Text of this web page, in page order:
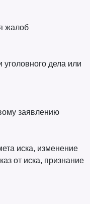
жалоб
дела или
заявлению
иска, изменение
от иска, признание